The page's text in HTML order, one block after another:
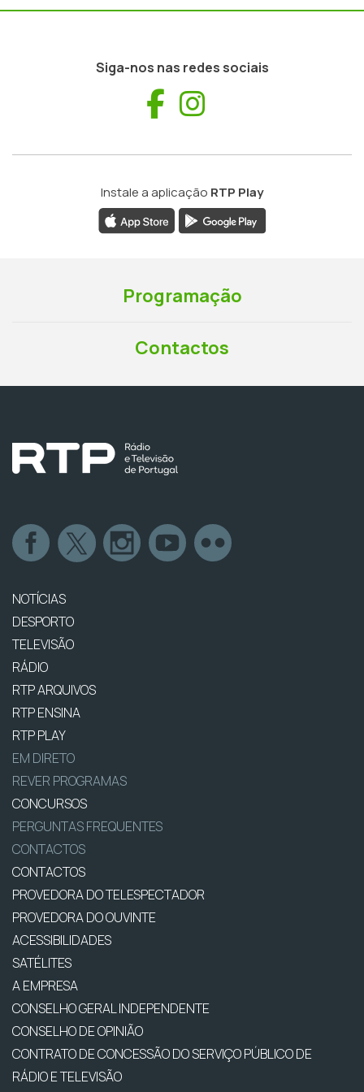
Siga-nos nas redes sociais
Facebook
Instale a aplicação RTP Play
Programação
Contactos
NOTÍCIAS
DESPORTO
TELEVISÃO
RÁDIO
RTP ARQUIVOS
RTP ENSINA
RTP PLAY
EM DIRETO
REVER PROGRAMAS
CONCURSOS
PERGUNTAS FREQUENTES
CONTACTOS
CONTACTOS
PROVEDORA DO TELESPECTADOR
PROVEDORA DO OUVINTE
ACESSIBILIDADES
SATÉLITES
A EMPRESA
CONSELHO GERAL INDEPENDENTE
CONSELHO DE OPINIÃO
CONTRATO DE CONCESSÃO DO SERVIÇO PÚBLICO DE
RÁDIO E TELEVISÃO